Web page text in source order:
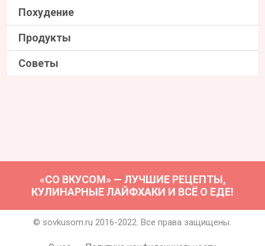
Похудение
Продукты
Советы
«СО ВКУСОМ» — ЛУЧШИЕ РЕЦЕПТЫ,
КУЛИНАРНЫЕ ЛАЙФХАКИ И ВСЁ О ЕДЕ!
© sovkusom.ru 2016-2022. Все права защищены.